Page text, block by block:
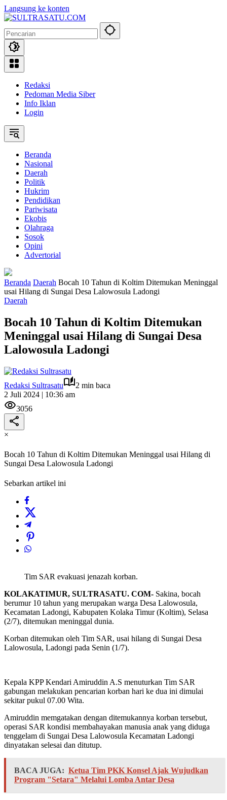
Langsung ke konten
Redaksi
Pedoman Media Siber
Info Iklan
Login
Beranda
Nasional
Daerah
Politik
Hukrim
Pendidikan
Pariwisata
Ekobis
Olahraga
Sosok
Opini
Advertorial
Beranda Daerah Bocah 10 Tahun di Koltim Ditemukan Meninggal
usai Hilang di Sungai Desa Lalowosula Ladongi
Daerah
Bocah 10 Tahun di Koltim Ditemukan
Meninggal usai Hilang di Sungai Desa
Lalowosula Ladongi
Redaksi Sultrasatu
2 min baca
2 Juli 2024 | 10:36 am
3056
×
Bocah 10 Tahun di Koltim Ditemukan Meninggal usai Hilang di
Sungai Desa Lalowosula Ladongi
Sebarkan artikel ini
Tim SAR evakuasi jenazah korban.
KOLAKATIMUR, SULTRASATU. COM- Sakina, bocah
berumur 10 tahun yang merupakan warga Desa Lalowosula,
Kecamatan Ladongi, Kabupaten Kolaka Timur (Koltim), Selasa
(2/7), ditemukan meninggal dunia.
Korban ditemukan oleh Tim SAR, usai hilang di Sungai Desa
Lalowosula, Ladongi pada Senin (1/7).
Kepala KPP Kendari Amiruddin A.S menuturkan Tim SAR
gabungan melakukan pencarian korban hari ke dua ini dimulai
sekitar pukul 07.00 Wita.
Amiruddin memgatakan dengan ditemukannya korban tersebut,
operasi SAR kondisi membahayakan manusia anak yang diduga
tenggelam di Sungai Desa Lalowosula Kecamatan Ladongi
dinyatakan selesai dan ditutup.
BACA JUGA: Ketua Tim PKK Konsel Ajak Wujudkan
Program "Setara" Melalui Lomba Antar Desa